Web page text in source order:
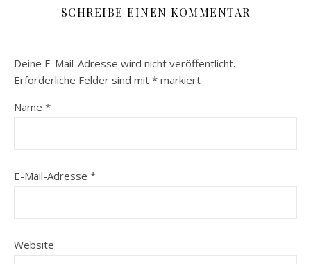
SCHREIBE EINEN KOMMENTAR
Deine E-Mail-Adresse wird nicht veröffentlicht.
Erforderliche Felder sind mit * markiert
Name *
E-Mail-Adresse *
Website